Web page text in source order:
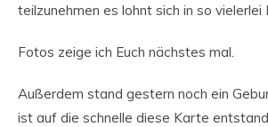
teilzunehmen es lohnt sich in so vielerlei
Fotos zeige ich Euch nächstes mal.
Außerdem stand gestern noch ein
ist auf die schnelle diese Karte